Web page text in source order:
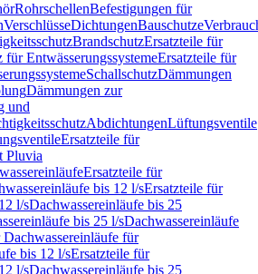
RohrschellenBefestigungen für
VerschlüsseDichtungenBauschutze
BrandschutzErsatzteile für
für EntwässerungssystemeErsatzteile für
SchallschutzDämmungen
Dämmungen zur
und
AbdichtungenLüftungsventile
Ersatzteile für
Pluvia
Ersatzteile für
bis 12 l/sErsatzteile für
l/sDachwassereinläufe bis 25
bis 25 l/sDachwassereinläufe
für
bis 12 l/sErsatzteile für
l/sDachwassereinläufe bis 25